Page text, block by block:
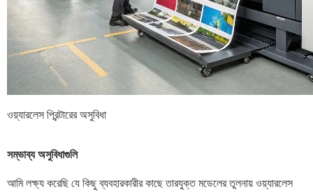
ওয়্যারলেস প্রিন্টারের অসুবিধা
সম্ভাব্য অসুবিধাগুলি
আমি লক্ষ্য করেছি যে কিছু ব্যবহারকারীর কাছে তারযুক্ত মডেলের তুলনায় ওয়্যারলেস